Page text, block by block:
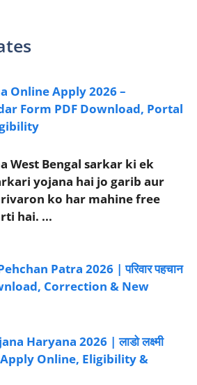
Online Apply 2026 –
Form PDF Download, Portal
West Bengal sarkar ki ek
yojana hai jo garib aur
ko har mahine free
hai. ...
Patra 2026 | परिवार पहचान
Correction & New
Haryana 2026 | लाडो लक्ष्मी
Apply Online, Eligibility &